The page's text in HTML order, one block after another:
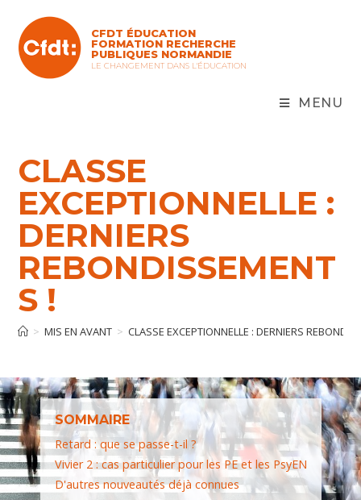
CFDT ÉDUCATION
FORMATION RECHERCHE
PUBLIQUES NORMANDIE
LE CHANGEMENT DANS L'ÉDUCATION
MENU
CLASSE
EXCEPTIONNELLE :
DERNIERS
REBONDISSEMENT
S !
> MIS EN AVANT > CLASSE EXCEPTIONNELLE : DERNIERS
SOMMAIRE
Retard : que se passe-t-il ?
Vivier 2 : cas particulier pour les PE et les PsyEN
D'autres nouveautés déjà connues